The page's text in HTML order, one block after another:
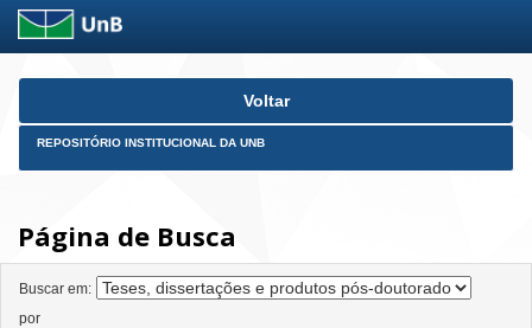
Skip
Voltar
REPOSITÓRIO INSTITUCIONAL DA UNB
Página de Busca
Buscar em:
por